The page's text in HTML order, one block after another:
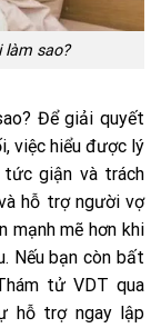
làm sao?
Để giải quyết
việc hiểu được lý
giận và trách
hỗ trợ người vợ
mạnh mẽ hơn khi
Nếu bạn còn bất
tử VDT qua
hỗ trợ ngay lập